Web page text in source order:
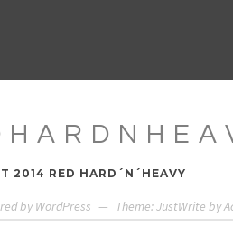
2014 RED HARD´N´HEAVY
by WordPress — Theme: JustWrite by